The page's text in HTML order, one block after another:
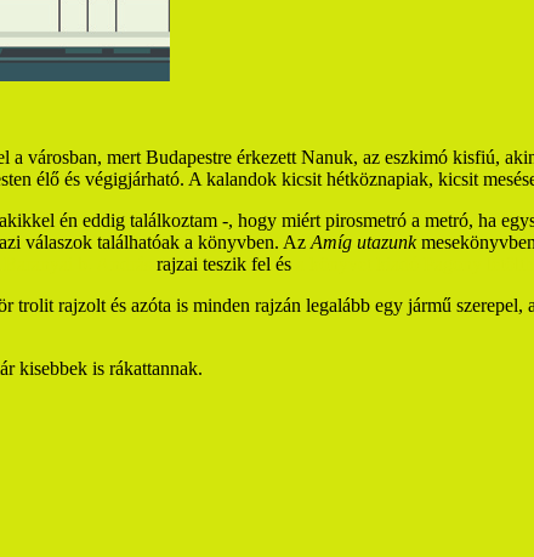
városban, mert Budapestre érkezett Nanuk, az eszkimó kisfiú,
élő és végigjárható. A kalandok kicsit hétköznapiak, kicsit
én eddig találkoztam -, hogy miért pirosmetró a metró, ha
válaszok találhatóak a könyvben. Az Amíg utazunk
rajzai teszik fel és
trolit rajzolt és azóta is minden rajzán legalább egy jármű
kisebbek is rákattannak.